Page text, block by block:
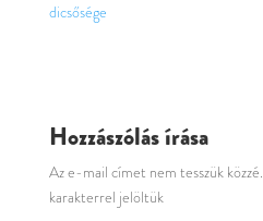
dicsősége
Hozzászólás írása
Az e-mail címet nem tesszük közzé.
karakterrel jelöltük